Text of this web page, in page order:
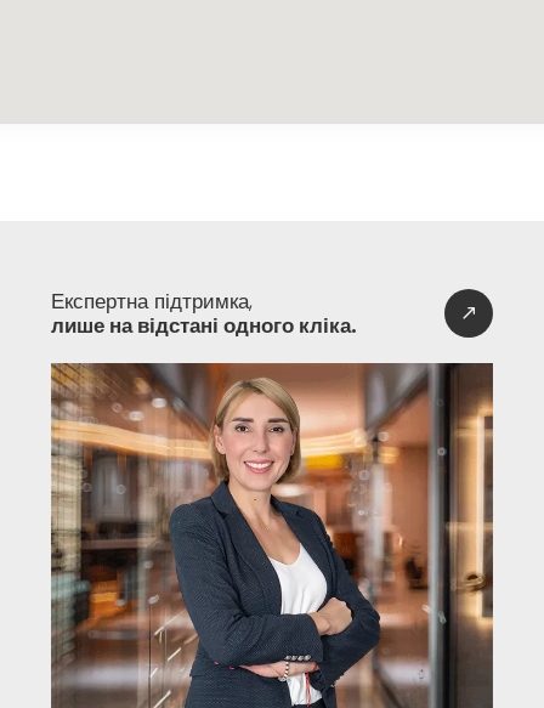
Villa
Професійний фітнес-центр та студія пілатесу
Тераса для йоги та медитації з водоспадом
Дитяча ігрова кімната
Конференц-зали та коворкінг
Озеленені зелені сади
Зони для барбекю та місця для відпочинку
Приватна парковка та сховище
Ці зручності піднімають Cordelia до рівня одного з
найсучасніших житлових комплексів в Есентепе.
Терміни будівництва та план оплати
Завершення: Грудень 2028
Експертна підтримка,
лише на відстані одного кліка.